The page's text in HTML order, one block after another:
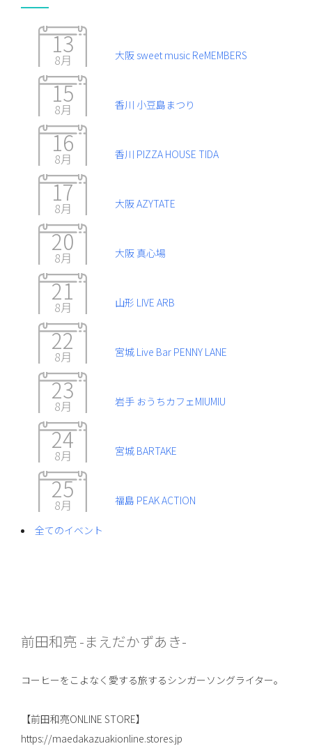
13
8月 大阪 sweet music ReMEMBERS
15
8月 香川 小豆島まつり
16
8月 香川 PIZZA HOUSE TIDA
17
8月 大阪 AZYTATE
20
8月 大阪 真心場
21
8月 山形 LIVE ARB
22
8月 宮城 Live Bar PENNY LANE
23
8月 岩手 おうちカフェMIUMIU
24
8月 宮城 BARTAKE
25
8月 福島 PEAK ACTION
全てのイベント
前田和亮 -まえだかずあき-
コーヒーをこよなく愛する旅するシンガーソングライター。
【前田和亮ONLINE STORE】
https://maedakazuakionline.stores.jp